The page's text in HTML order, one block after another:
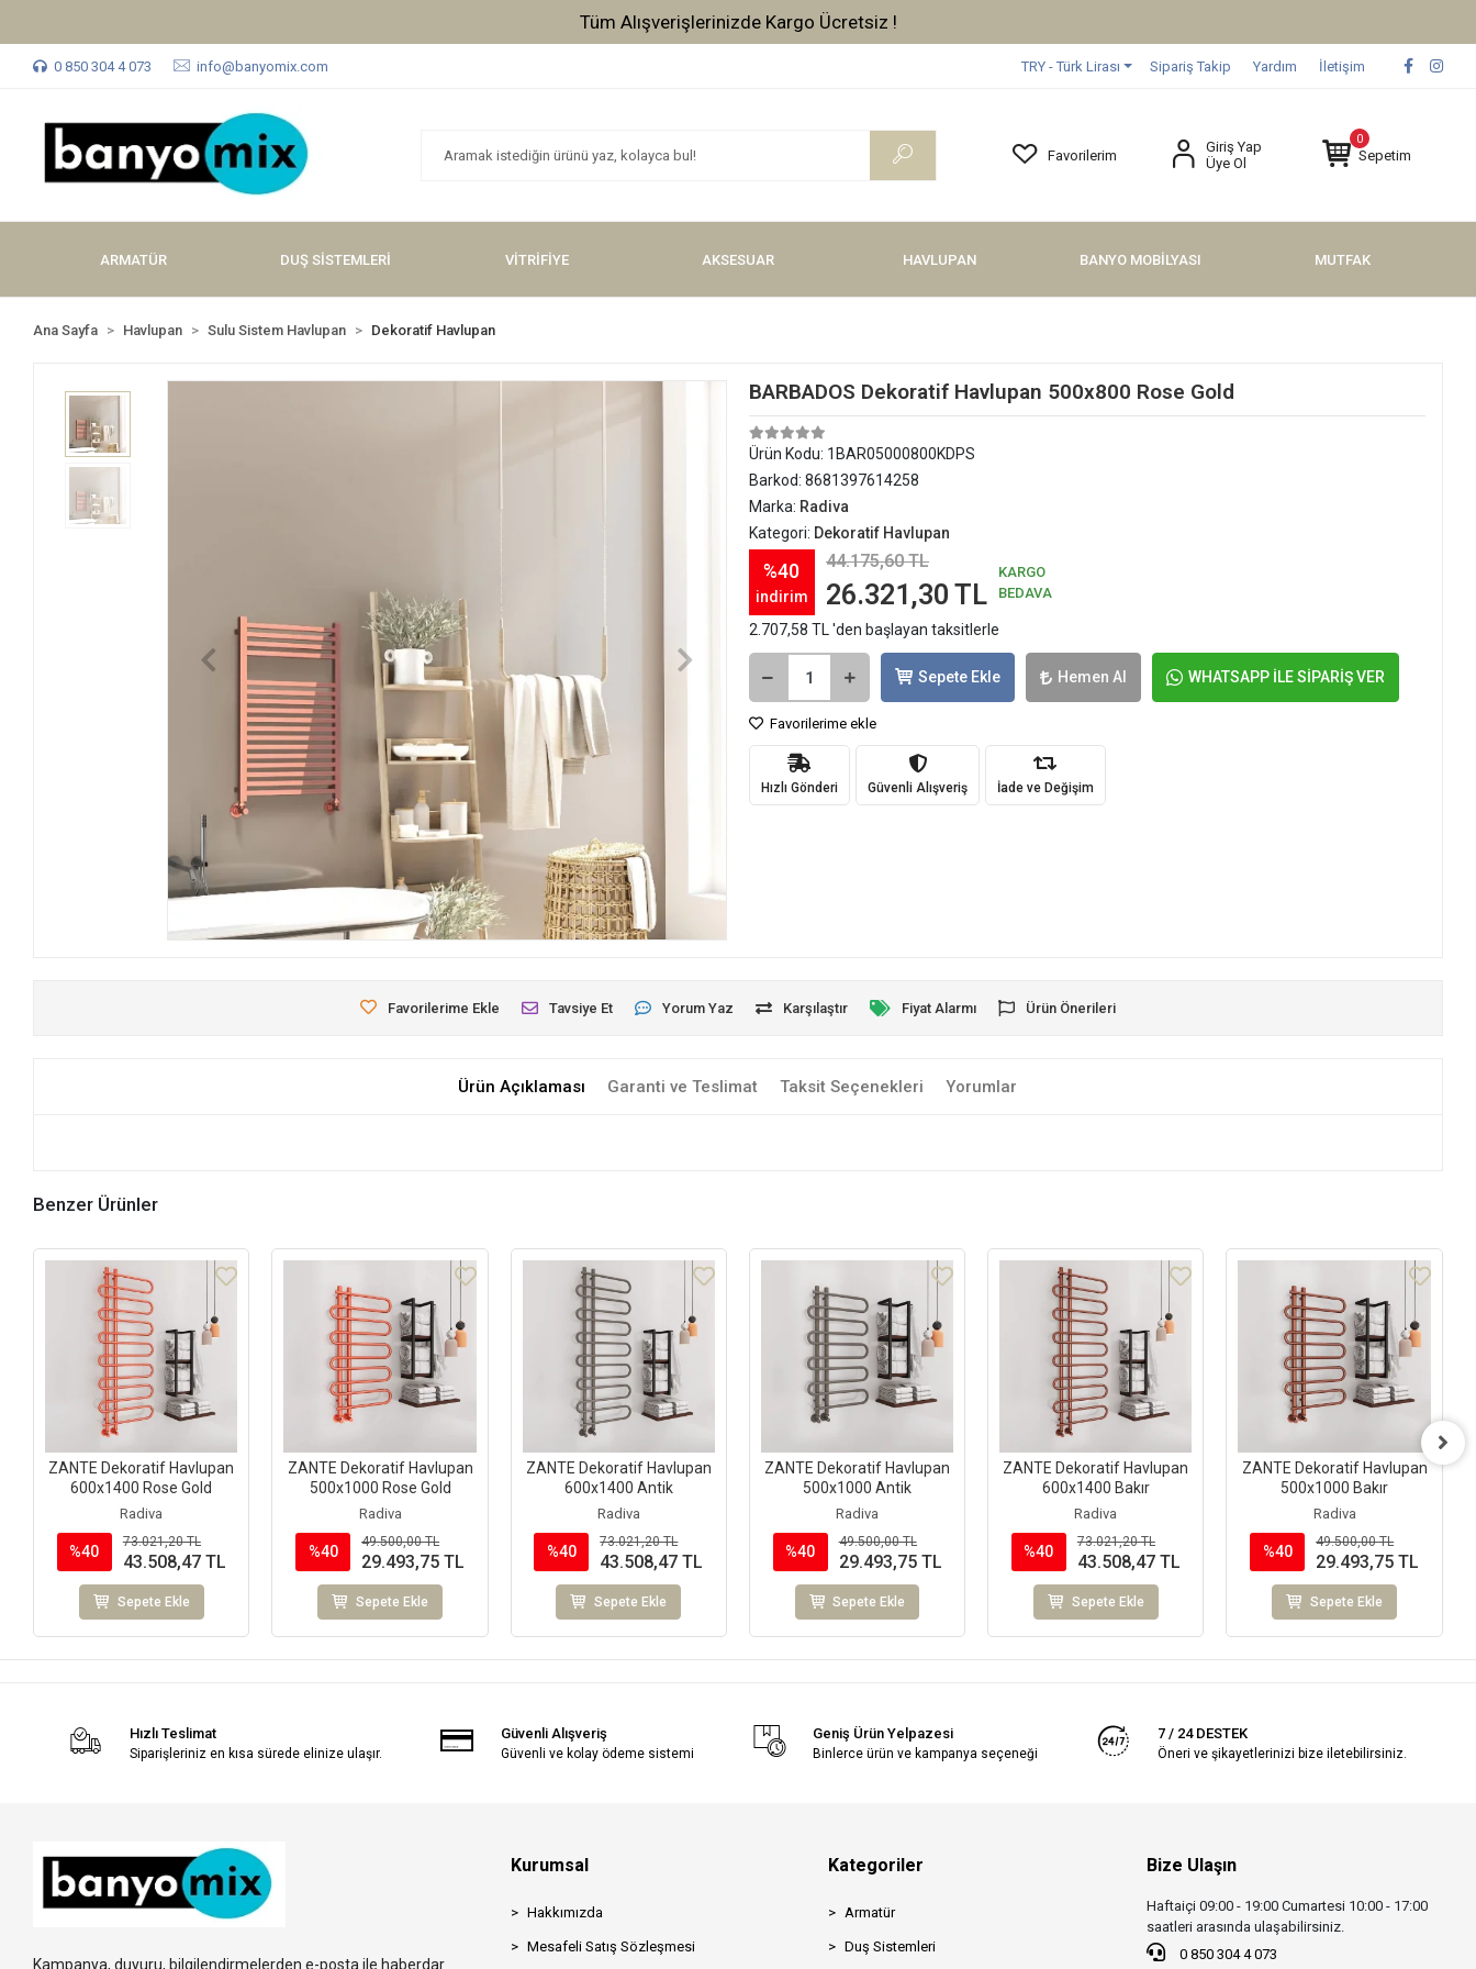
Tüm Alışverişlerinizde Kargo Ücretsiz !
0 850 304 4 073 info@banyomix.com TRY - Türk Lirası Sipariş Takip Yardım İletişim
Favorilerim
Giriş Yap
Üye Ol
0
Sepetim
ARMATÜR DUŞ SİSTEMLERİ VİTRİFİYE AKSESUAR HAVLUPAN BANYO MOBİLYASI MUTFAK
Ana Sayfa Havlupan Sulu Sistem Havlupan Dekoratif Havlupan
BARBADOS Dekoratif Havlupan 500x800 Rose Gold
Ürün Kodu: 1BAR05000800KDPS
Barkod: 8681397614258
Marka: Radiva
Kategori: Dekoratif Havlupan
%40
indirim
44.175,60 TL
26.321,30 TL
KARGO
BEDAVA
2.707,58 TL 'den başlayan taksitlerle
Sepete Ekle Hemen Al WHATSAPP İLE SİPARİŞ VER
Favorilerime ekle
Hızlı Gönderi Güvenli Alışveriş İade ve Değişim
Favorilerime Ekle Tavsiye Et Yorum Yaz Karşılaştır Fiyat Alarmı Ürün Önerileri
Ürün Açıklaması Garanti ve Teslimat Taksit Seçenekleri Yorumlar
Benzer Ürünler
ZANTE Dekoratif Havlupan
600x1400 Rose Gold
Radiva
%40
73.021,20 TL
43.508,47 TL
Sepete Ekle
ZANTE Dekoratif Havlupan
500x1000 Rose Gold
Radiva
%40
49.500,00 TL
29.493,75 TL
Sepete Ekle
ZANTE Dekoratif Havlupan
600x1400 Antik
Radiva
%40
73.021,20 TL
43.508,47 TL
Sepete Ekle
ZANTE Dekoratif Havlupan
500x1000 Antik
Radiva
%40
49.500,00 TL
29.493,75 TL
Sepete Ekle
ZANTE Dekoratif Havlupan
600x1400 Bakır
Radiva
%40
73.021,20 TL
43.508,47 TL
Sepete Ekle
ZANTE Dekoratif Havlupan
500x1000 Bakır
Radiva
%40
49.500,00 TL
29.493,75 TL
Sepete Ekle
Hızlı Teslimat
Siparişleriniz en kısa sürede elinize ulaşır.
Güvenli Alışveriş
Güvenli ve kolay ödeme sistemi
Geniş Ürün Yelpazesi
Binlerce ürün ve kampanya seçeneği
7 / 24 DESTEK
Öneri ve şikayetlerinizi bize iletebilirsiniz.
Kampanya, duyuru, bilgilendirmelerden e-posta ile haberdar
Kurumsal
Hakkımızda
Mesafeli Satış Sözleşmesi
Kategoriler
Armatür
Duş Sistemleri
Bize Ulaşın
Haftaiçi 09:00 - 19:00 Cumartesi 10:00 - 17:00
saatleri arasında ulaşabilirsiniz.
0 850 304 4 073